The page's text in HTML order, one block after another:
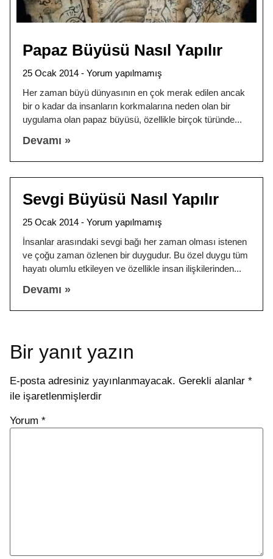
Papaz Büyüsü Nasıl Yapılır
25 Ocak 2014
Yorum yapılmamış
Her zaman büyü dünyasının en çok merak edilen ancak
bir o kadar da insanların korkmalarına neden olan bir
uygulama olan papaz büyüsü, özellikle birçok türünde
Devamı »
Sevgi Büyüsü Nasıl Yapılır
25 Ocak 2014
Yorum yapılmamış
İnsanlar arasındaki sevgi bağı her zaman olması istenen
ve çoğu zaman özlenen bir duygudur. Bu özel duygu tüm
hayatı olumlu etkileyen ve özellikle insan ilişkilerinden
Devamı »
Bir yanıt yazın
E-posta adresiniz yayınlanmayacak. Gerekli alanlar *
ile işaretlenmişlerdir
Yorum *